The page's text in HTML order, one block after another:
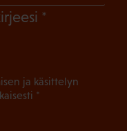
(Pakollinen)
ja käsittelyn
*